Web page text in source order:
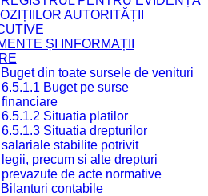
AUTORITĂȚII
ȘI INFORMAȚII
din toate sursele de venituri
6.5.1.1 Buget pe surse
financiare
6.5.1.2 Situatia platilor
6.5.1.3 Situatia drepturilor
salariale stabilite potrivit
legii, precum si alte drepturi
prevazute de acte normative
contabile